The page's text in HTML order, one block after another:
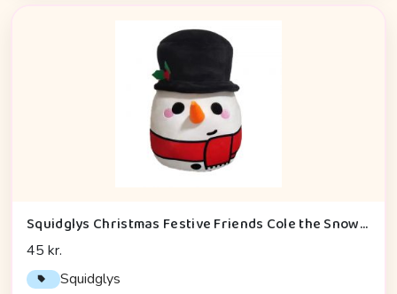
Squidglys Christmas Festive Friends Cole the Snowman Plush Toy - Bamse
45 kr.
Squidglys